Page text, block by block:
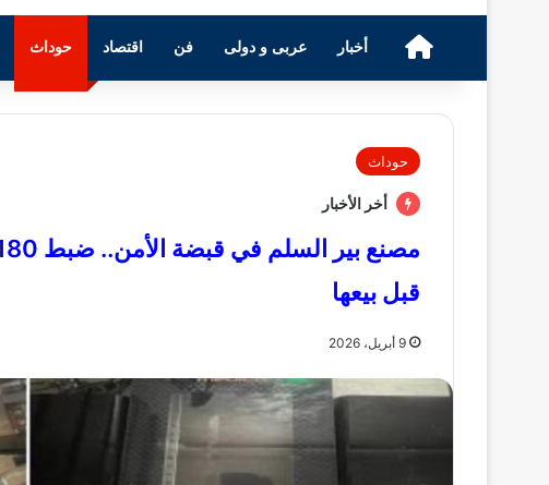
الرئيسيةأخبار عربى و دولى فن اقتصاد حوداث
حوداث
أخر الأخبار
قبل بيعها
9 أبريل، 2026